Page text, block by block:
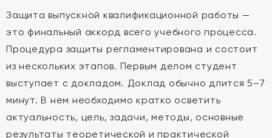
Защита выпускной квалификационной работы —
это финальный аккорд всего учебного процесса.
Процедура защиты регламентирована и состоит
из нескольких этапов. Первым делом студент
выступает с докладом. Доклад обычно длится 5–7
минут. В нем необходимо кратко осветить
актуальность, цель, задачи, методы, основные
результаты теоретической и практической